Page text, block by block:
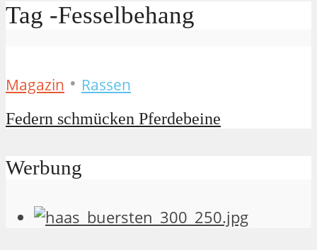
Tag -Fesselbehang
Magazin • Rassen
Federn schmücken Pferdebeine
Werbung